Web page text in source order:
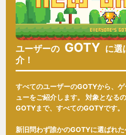
ユーザーの GOTY に選
介！
すべてのユーザーのGOTYから、
ューをご紹介します。 対象となる
GOTYまで、すべてのGOTYです。
新旧問わず誰かのGOTYに選ばれ